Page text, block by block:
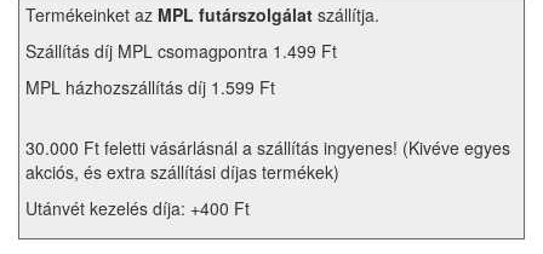
Termékeinket az MPL futárszolgálat szállítja.
Szállítás díj MPL csomagpontra 1.499 Ft
MPL házhozszállítás díj 1.599 Ft
30.000 Ft feletti vásárlásnál a szállítás ingyenes! (Kivéve egyes
akciós, és extra szállítási díjas termékek)
Utánvét kezelés díja: +400 Ft